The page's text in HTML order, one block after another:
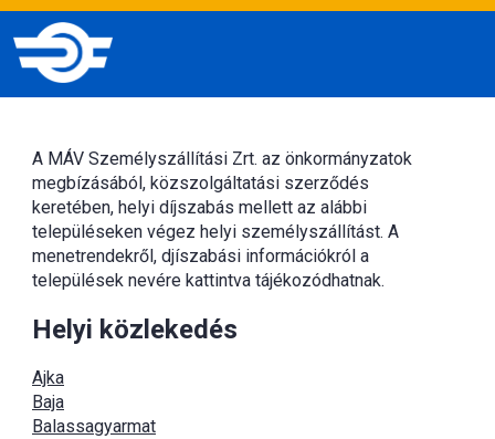
A MÁV Személyszállítási Zrt. az önkormányzatok
megbízásából, közszolgáltatási szerződés
keretében, helyi díjszabás mellett az alábbi
településeken végez helyi személyszállítást. A
menetrendekről, djíszabási információkról a
települések nevére kattintva tájékozódhatnak.
Helyi közlekedés
Ajka
Baja
Balassagyarmat